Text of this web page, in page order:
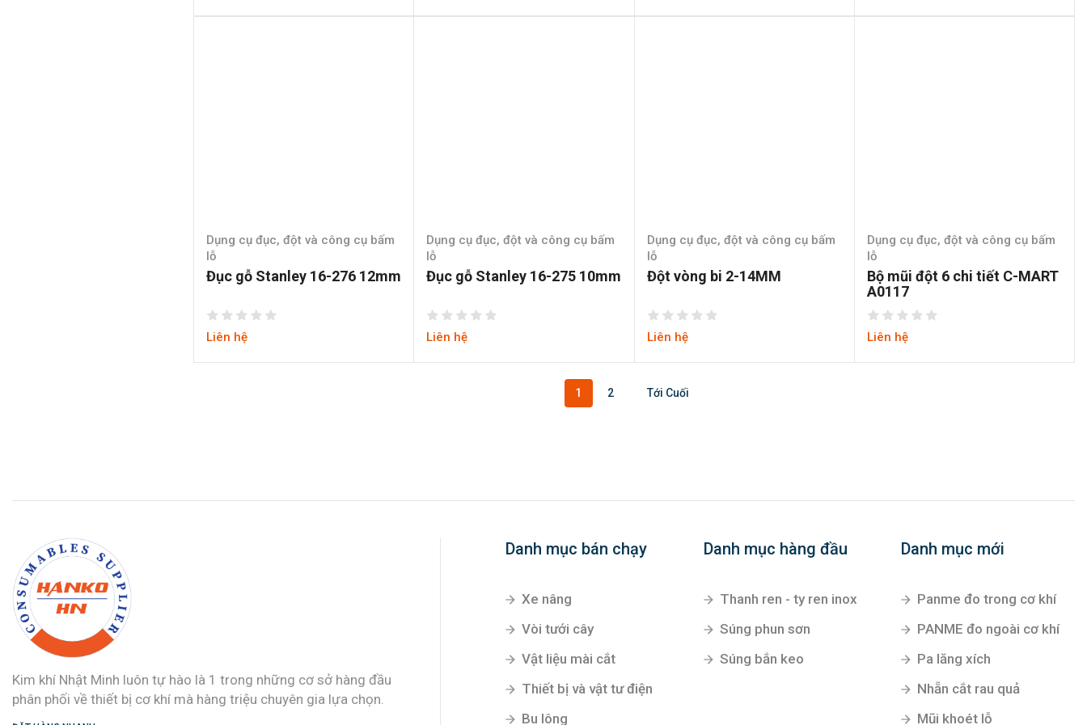
Dụng cụ đục, đột và công cụ bấm
lỗ
Đục gỗ Stanley 16-276 12mm
Liên hệ
Dụng cụ đục, đột và công cụ bấm
lỗ
Đục gỗ Stanley 16-275 10mm
Liên hệ
Dụng cụ đục, đột và công cụ bấm
lỗ
Đột vòng bi 2-14MM
Liên hệ
Dụng cụ đục, đột và công cụ bấm
lỗ
Bộ mũi đột 6 chi tiết C-MART
A0117
Liên hệ
1 2 Tới Cuối
Kim khí Nhật Minh luôn tự hào là 1 trong những cơ sở hàng đầu
phân phối về thiết bị cơ khí mà hàng triệu chuyên gia lựa chọn.
Danh mục bán chạy
Xe nâng
Vòi tưới cây
Vật liệu mài cắt
Thiết bị và vật tư điện
Bu lông
Danh mục hàng đầu
Thanh ren - ty ren inox
Súng phun sơn
Súng bắn keo
Danh mục mới
Panme đo trong cơ khí
PANME đo ngoài cơ khí
Pa lăng xích
Nhẵn cắt rau quả
Mũi khoét lỗ